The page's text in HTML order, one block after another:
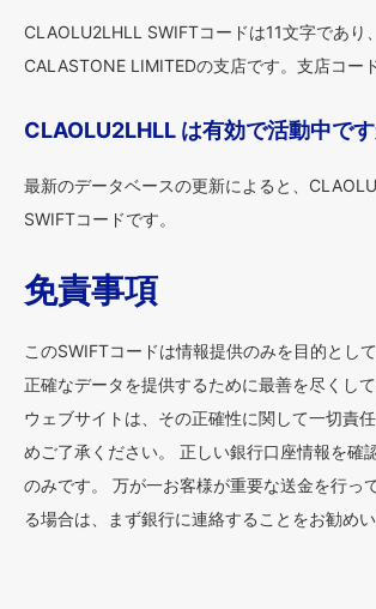
CLAOLU2LHLL SWIFTコードは11文字であり
CALASTONE LIMITEDの支店です。支店コー
CLAOLU2LHLL は有効で活動中です
最新のデータベースの更新によると、
SWIFTコードです。
免責事項
このSWIFTコードは情報提供のみを目的とし
正確なデータを提供するために最善を尽くし
ウェブサイトは、その正確性に関して一切責
めご了承ください。 正しい銀行口座情報を確
のみです。 万が一お客様が重要な送金を行っ
る場合は、まず銀行に連絡することをお勧めい